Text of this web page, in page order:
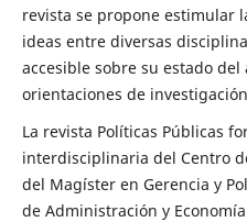
revista se propone estimular
ideas entre diversas
accesible sobre su estado
orientaciones de
La revista Políticas Públicas
interdisciplinaria del Centro
del Magíster en Gerencia y
de Administración y